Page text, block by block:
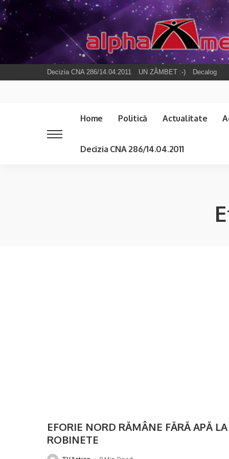
Decizia CNA 286/14.04.2011 UN ZÂMBET :-) Decalog
Home Politică Actualitate
Decizia CNA 286/14.04.2011
EFORIE NORD RĂMÂNE FĂRĂ APĂ LA
ROBINETE